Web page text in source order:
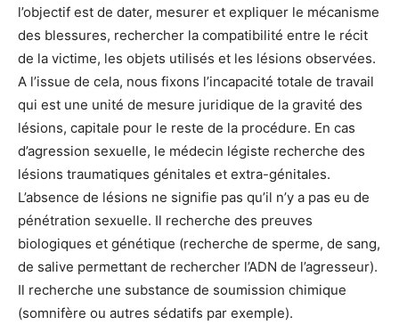
l’objectif est de dater, mesurer et expliquer le mécanisme
des blessures, rechercher la compatibilité entre le récit
de la victime, les objets utilisés et les lésions observées.
A l’issue de cela, nous fixons l’incapacité totale de travail
qui est une unité de mesure juridique de la gravité des
lésions, capitale pour le reste de la procédure. En cas
d’agression sexuelle, le médecin légiste recherche des
lésions traumatiques génitales et extra-génitales.
L’absence de lésions ne signifie pas qu’il n’y a pas eu de
pénétration sexuelle. Il recherche des preuves
biologiques et génétique (recherche de sperme, de sang,
de salive permettant de rechercher l’ADN de l’agresseur).
Il recherche une substance de soumission chimique
(somnifère ou autres sédatifs par exemple).